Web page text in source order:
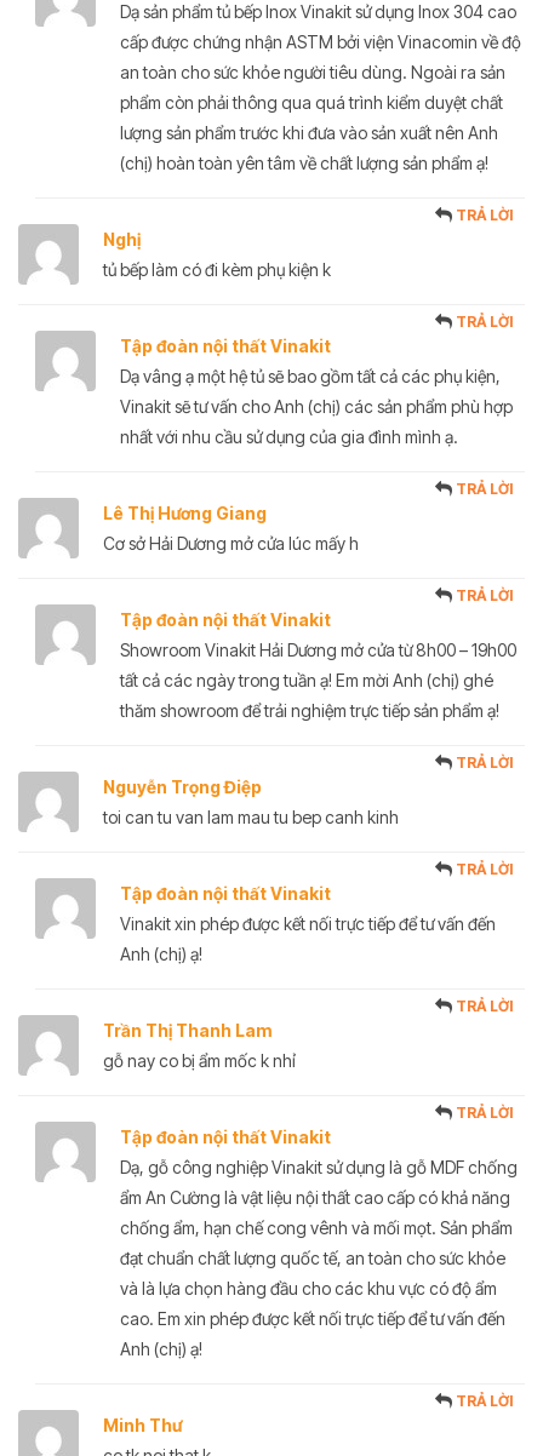
Dạ sản phẩm tủ bếp Inox Vinakit sử dụng Inox 304 cao
cấp được chứng nhận ASTM bởi viện Vinacomin về độ
an toàn cho sức khỏe người tiêu dùng. Ngoài ra sản
phẩm còn phải thông qua quá trình kiểm duyệt chất
lượng sản phẩm trước khi đưa vào sản xuất nên Anh
(chị) hoàn toàn yên tâm về chất lượng sản phẩm ạ!
Nghị
TRẢ LỜI
tủ bếp làm có đi kèm phụ kiện k
Tập đoàn nội thất Vinakit
TRẢ LỜI
Dạ vâng ạ một hệ tủ sẽ bao gồm tất cả các phụ kiện,
Vinakit sẽ tư vấn cho Anh (chị) các sản phẩm phù hợp
nhất với nhu cầu sử dụng của gia đình mình ạ.
Lê Thị Hương Giang
TRẢ LỜI
Cơ sở Hải Dương mở cửa lúc mấy h
Tập đoàn nội thất Vinakit
TRẢ LỜI
Showroom Vinakit Hải Dương mở cửa từ 8h00 – 19h00
tất cả các ngày trong tuần ạ! Em mời Anh (chị) ghé
thăm showroom để trải nghiệm trực tiếp sản phẩm ạ!
Nguyễn Trọng Điệp
TRẢ LỜI
toi can tu van lam mau tu bep canh kinh
Tập đoàn nội thất Vinakit
TRẢ LỜI
Vinakit xin phép được kết nối trực tiếp để tư vấn đến
Anh (chị) ạ!
Trần Thị Thanh Lam
TRẢ LỜI
gỗ nay co bị ẩm mốc k nhỉ
Tập đoàn nội thất Vinakit
TRẢ LỜI
Dạ, gỗ công nghiệp Vinakit sử dụng là gỗ MDF chống
ẩm An Cường là vật liệu nội thất cao cấp có khả năng
chống ẩm, hạn chế cong vênh và mối mọt. Sản phẩm
đạt chuẩn chất lượng quốc tế, an toàn cho sức khỏe
và là lựa chọn hàng đầu cho các khu vực có độ ẩm
cao. Em xin phép được kết nối trực tiếp để tư vấn đến
Anh (chị) ạ!
Minh Thư
TRẢ LỜI